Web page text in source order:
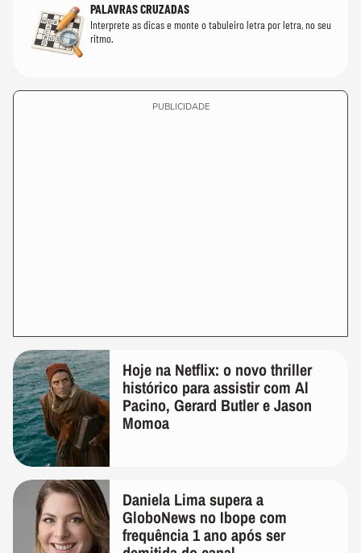
PALAVRAS CRUZADAS
Interprete as dicas e monte o tabuleiro letra por letra, no seu
ritmo.
PUBLICIDADE
Hoje na Netflix: o novo thriller
histórico para assistir com Al
Pacino, Gerard Butler e Jason
Momoa
Daniela Lima supera a
GloboNews no Ibope com
frequência 1 ano após ser